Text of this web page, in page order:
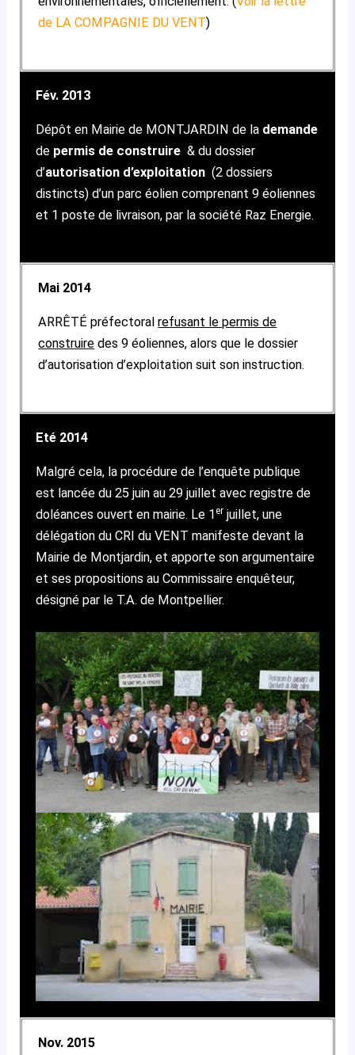
de LA COMPAGNIE DU VENT)
Fév. 2013
Dépôt en Mairie de MONTJARDIN de la demande
de permis de construire & du dossier
d’autorisation d’exploitation(2 dossiers
distincts) d’un parc éolien comprenant 9 éoliennes
et 1 poste de livraison, par la société Raz Energie.
Mai 2014
ARRÊTÉ préfectoralrefusant le permis de
construire des 9 éoliennes, alors que le dossier
d’autorisation d’exploitation suit son instruction.
Eté 2014
Malgré cela, la procédure de l’enquête publique
est lancée du 25 juin au 29 juillet avec registre de
doléances ouvert en mairie. Le 1er juillet, une
délégation du CRI du VENT manifeste devant la
Mairie de Montjardin, et apporte son argumentaire
et ses propositions au Commissaire enquêteur,
désigné par le T.A. de Montpellier.
Nov. 2015